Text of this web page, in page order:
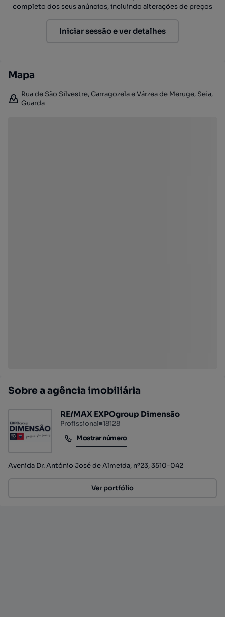
completo dos seus anúncios, incluindo alterações de preços
Iniciar sessão e ver detalhes
Mapa
Rua de São Silvestre, Carragozela e Várzea de Meruge, Seia,
Guarda
Sobre a agência imobiliária
RE/MAX EXPOgroup Dimensão
Profissional■18128
Mostrar número
Mostrar número
Avenida Dr. António José de Almeida, nº23, 3510-042
Ver portfólio